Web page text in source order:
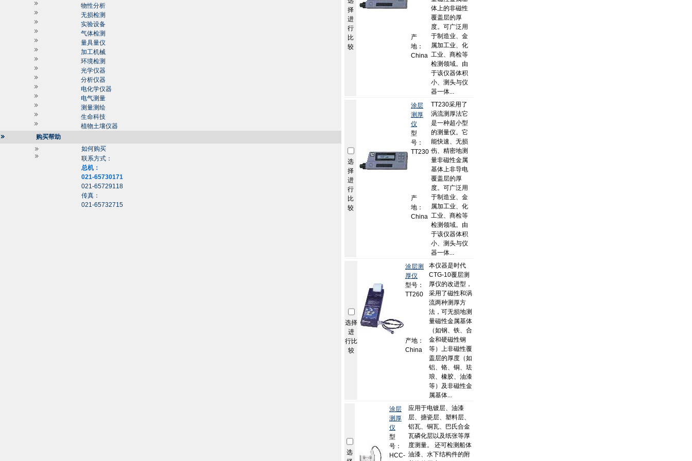
物性分析
无损检测
实验设备
气体检测
量具量仪
加工机械
环境检测
光学仪器
分析仪器
电化学仪器
电气测量
测量测绘
生命科技
植物土壤仪器
购买帮助
如何购买
联系方式：
总机：
021-65730171
021-65729118
传真：
021-65732715
择
进
行
比
较
产
地：
China
体上的非磁性
覆盖层的厚
度。可广泛用
于制造业、金
属加工业、化
工业、商检等
检测领域。由
于该仪器体积
小、测头与仪
器一体...
选
择
进
行
比
较
涂层
测厚
仪
型
号：
TT230
产
地：
China
TT230采用了
涡流测厚法它
是一种超小型
的测量仪。它
能快速、无损
伤、精密地测
量非磁性金属
基体上非导电
覆盖层的厚
度。可广泛用
于制造业、金
属加工业、化
工业、商检等
检测领域。由
于该仪器体积
小、测头与仪
器一体...
选择
进
行比
较
涂层测
厚仪
型号：
TT260
产地：
China
本仪器是时代
CTG-10覆层测
厚仪的改进型，
采用了磁性和涡
流两种测厚方
法，可无损地测
量磁性金属基体
（如钢、铁、合
金和硬磁性钢
等）上非磁性覆
盖层的厚度（如
铝、铬、铜、珐
琅、橡胶、油漆
等）及非磁性金
属基体...
选
涂层
测厚
仪
型
号：
HCC-
应用于电镀层、油漆
层、搪瓷层、塑料层、
铝瓦、铜瓦、巴氏合金
瓦磷化层以及纸张等厚
度测量。 还可检测船体
油漆、水下结构件的附